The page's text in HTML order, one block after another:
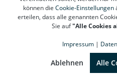
können die Cookie-Einstellungen
erteilen, dass alle genannten
Sie auf"Alle Cookies
Impressum |
Ablehnen Alle
(4.78 / 5)
1310
Bewertungen bei:
Informationen zur Echtheit der